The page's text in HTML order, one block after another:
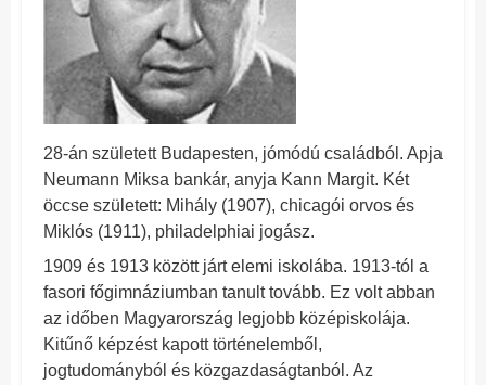
28-án született Budapesten, jómódú családból. Apja
Neumann Miksa bankár, anyja Kann Margit. Két
öccse született: Mihály (1907), chicagói orvos és
Miklós (1911), philadelphiai jogász.
1909 és 1913 között járt elemi iskolába. 1913-tól a
fasori főgimnáziumban tanult tovább. Ez volt abban
az időben Magyarország legjobb középiskolája.
Kitűnő képzést kapott történelemből,
jogtudományból és közgazdaságtanból. Az